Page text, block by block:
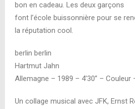
bon en cadeau. Les deux garçons
font l’école buissonnière pour se
la réputation cool.
berlin berlin
Hartmut Jahn
Allemagne – 1989 – 4’30” – Couleur
Un collage musical avec JFK, Ernst